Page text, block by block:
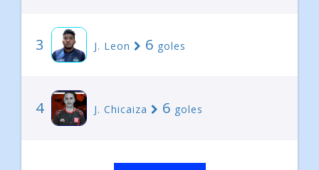
3 J. Leon 6 goles
4 J. Chicaiza 6 goles